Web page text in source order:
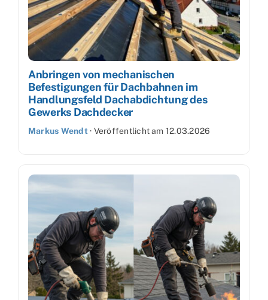
Anbringen von mechanischen
Befestigungen für Dachbahnen im
Handlungsfeld Dachabdichtung des
Gewerks Dachdecker
Markus Wendt· Veröffentlicht am 12.03.2026